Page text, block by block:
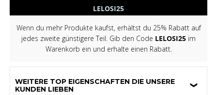
LELOSI25
Wenn du mehr Produkte kaufst, erhältst du 25% Rabatt auf
jedes zweite günstigere Teil. Gib den Code LELOSI25 im
Warenkorb ein und erhalte einen Rabatt.
WEITERE TOP EIGENSCHAFTEN DIE UNSERE
KUNDEN LIEBEN